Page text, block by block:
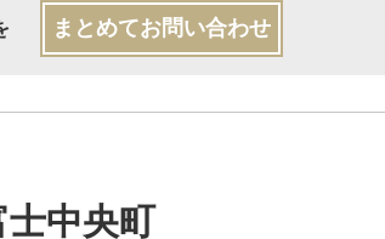
まとめてお問い合わせ
中央町